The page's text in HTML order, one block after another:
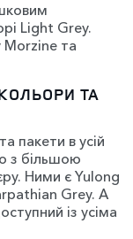
Light Grey.
Morzine та
ТА
пакети в усій
з більшою
Ними є Yulong
Grey. А
із усіма